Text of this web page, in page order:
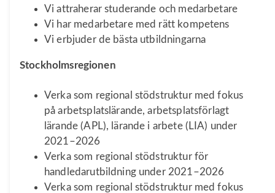
Vi attraherar studerande och medarbetare
Vi har medarbetare med rätt kompetens
Vi erbjuder de bästa utbildningarna
Stockholmsregionen
Verka som regional stödstruktur med fokus
på arbetsplatslärande, arbetsplatsförlagt
lärande (APL), lärande i arbete (LIA) under
2021–2026
Verka som regional stödstruktur för
handledarutbildning under 2021–2026
Verka som regional stödstruktur med fokus